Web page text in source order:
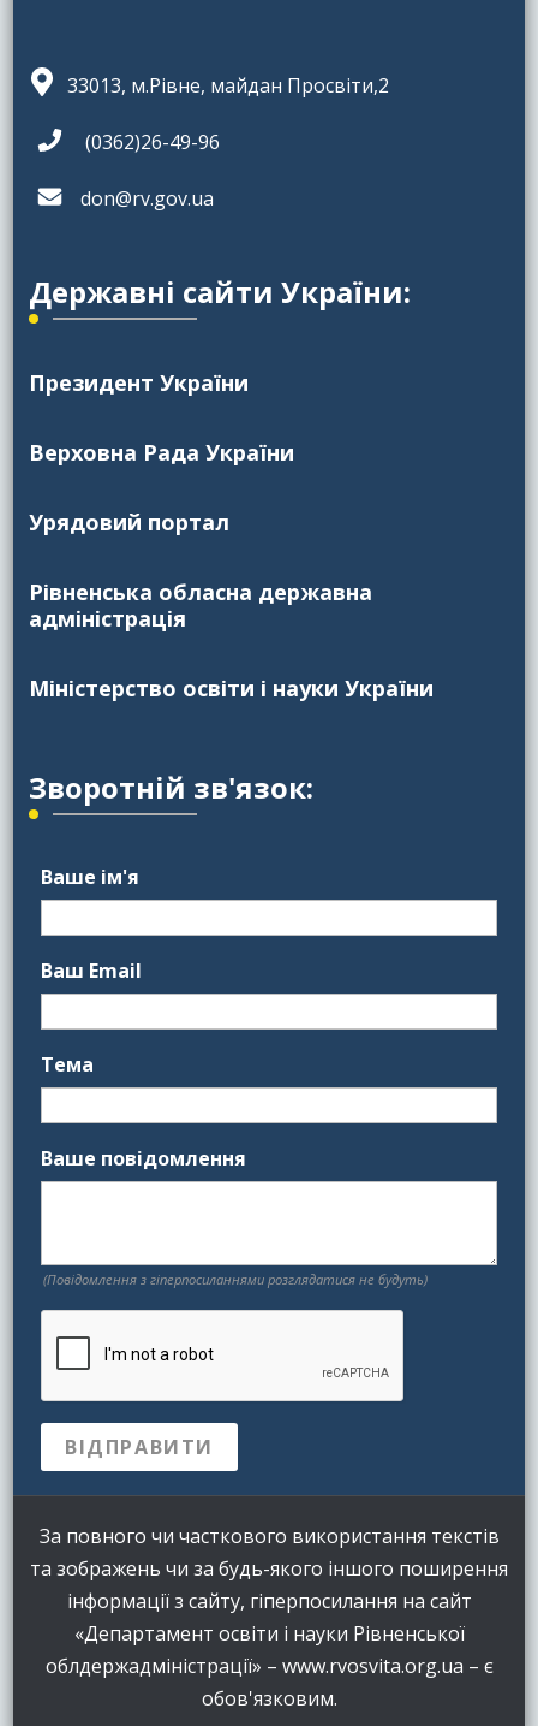
33013, м.Рівне, майдан Просвіти,2
(0362)26-49-96
don@rv.gov.ua
Державні сайти України:
Президент України
Верховна Рада України
Урядовий портал
Рівненська обласна державна
адміністрація
Міністерство освіти і науки України
Зворотній зв'язок:
Ваше ім'я
Ваш Email
Тема
Ваше повідомлення
(Повідомлення з гіперпосиланнями розглядатися не будуть)
За повного чи часткового використання текстів
та зображень чи за будь-якого іншого поширення
інформації з сайту, гіперпосилання на сайт
«Департамент освіти і науки Рівненської
облдержадміністрації» – www.rvosvita.org.ua – є
обов'язковим.